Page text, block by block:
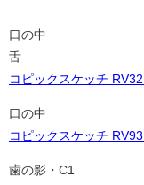
口の中
舌
コピックスケッチ
口の中
コピックスケッチ
歯の影・C1